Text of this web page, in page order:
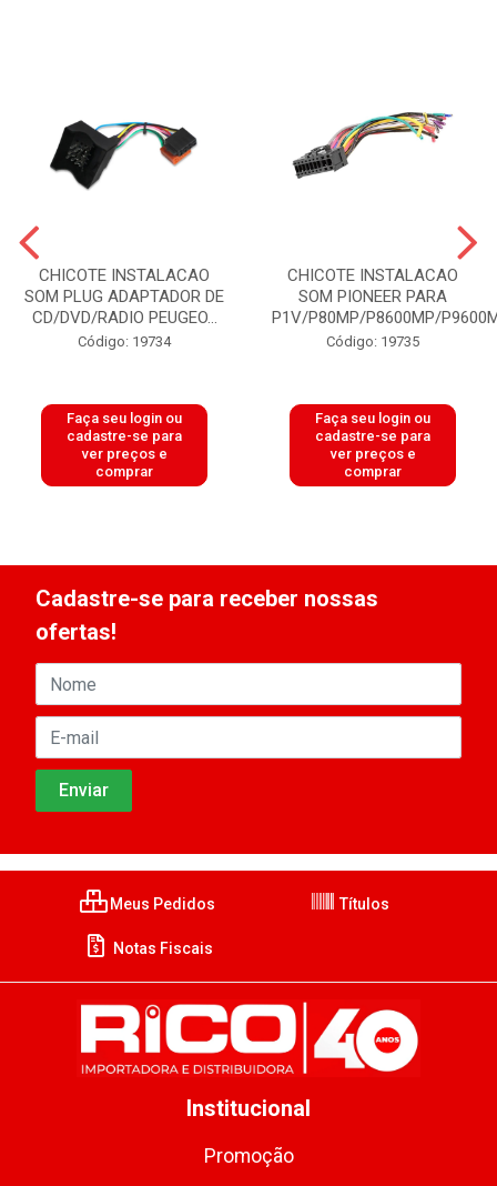
CHICOTE INSTALACAO
SOM PLUG ADAPTADOR DE
CD/DVD/RADIO PEUGEO...
Código: 19734
Faça seu login ou
cadastre-se para
ver preços e
comprar
CHICOTE INSTALACAO
SOM PIONEER PARA
P1V/P80MP/P8600MP/
Código: 19735
Faça seu login ou
cadastre-se para
ver preços e
comprar
Cadastre-se para receber nossas
ofertas!
Meus Pedidos Títulos
Notas Fiscais
Institucional
Promoção